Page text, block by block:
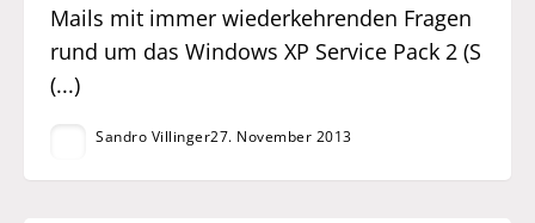
Mails mit immer wiederkehrenden Fragen
rund um das Windows XP Service Pack 2 (S
(...)
Sandro Villinger27. November 2013